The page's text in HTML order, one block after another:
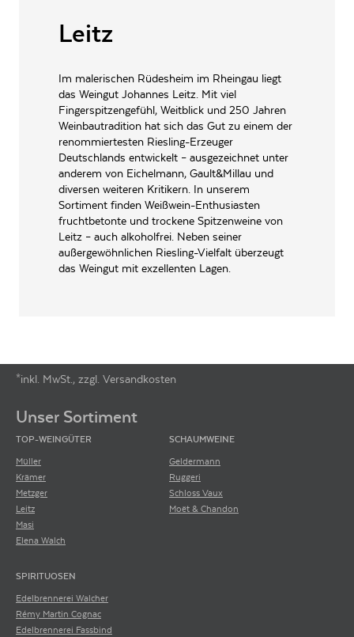
ALLERGENE / INHALTSSTOFFE
vegan
INHALT (LITER) 0.75 l
PRODUZENT / ABFÜLLER / HERSTELLER
Heuss-Str. 5 65385
Rüdesheim am Rhein
WEINTYPGESCHMACK Süss
4260196280198
ARTIKELNUMMER 106065
Leitz
Im malerischen Rüdesheim im Rheingau liegt
das Weingut Johannes Leitz. Mit viel
Fingerspitzengefühl, Weitblick und 250 Jahren
Weinbautradition hat sich das Gut zu einem der
renommiertesten Riesling-Erzeuger
Deutschlands entwickelt – ausgezeichnet unter
anderem von Eichelmann, Gault&Millau und
diversen weiteren Kritikern. In unserem
Sortiment finden Weißwein-Enthusiasten
fruchtbetonte und trockene Spitzenweine von
Leitz – auch alkoholfrei. Neben seiner
außergewöhnlichen Riesling-Vielfalt überzeugt
das Weingut mit exzellenten Lagen.
*inkl. MwSt., zzgl. Versandkosten
Unser Sortiment
TOP-WEINGÜTER
Müller
Krämer
Metzger
Leitz
Masi
Elena Walch
SCHAUMWEINE
Geldermann
Ruggeri
Schloss Vaux
Moët & Chandon
SPIRITUOSEN
Edelbrennerei Walcher
Rémy Martin Cognac
Edelbrennerei Fassbind